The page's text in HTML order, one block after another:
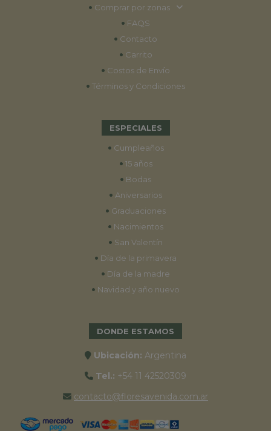
• Comprar por zonas
• FAQS
• Contacto
• Carrito
• Costos de Envío
• Términos y Condiciones
ESPECIALES
• Cumpleaños
• 15 años
• Bodas
• Aniversarios
• Graduaciones
• Nacimientos
• San Valentín
• Día de la primavera
• Día de la madre
• Navidad y año nuevo
DONDE ESTAMOS
Ubicación: Argentina
Tel.: +54 11 42520309
contacto@floresavenida.com.ar